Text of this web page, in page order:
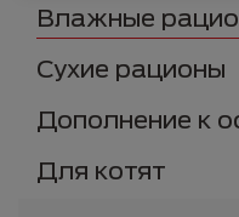
Влажные
Сухие рационы
Дополнение к
Для котят